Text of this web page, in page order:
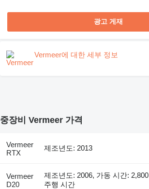
광고 게재
Vermeer에 대한 세부 정보
중장비 Vermeer 가격
Vermeer
RTX
제조년도: 2013
Vermeer
D20
제조년도: 2006, 가동 시간: 2,800
주행 시간